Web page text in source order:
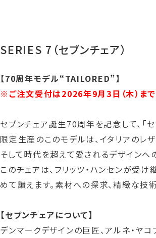
SERIES 7（セブンチェア）
【70周年モデル“TAILORED”】
※ご注文受付は2026年9月3日（木）まで
セブンチェア誕生70周年を記念して、「
限定生産のこのモデルは、イタリアのレ
そして時代を超えて愛されるデザインへ
このチェアは、フリッツ・ハンセンが
めて讃えます。素材への探求、精緻な技
【セブンチェアについて】
デンマークデザインの巨匠、アルネ・ヤ